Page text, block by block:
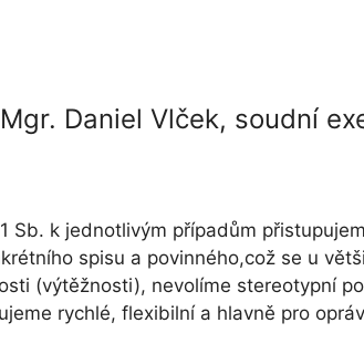
Daniel Vlček, soudní
Sb. k jednotlivým případům
spisu a povinného,což se u
(výtěžnosti), nevolíme stereotypní
rychlé, flexibilní a hlavně pro